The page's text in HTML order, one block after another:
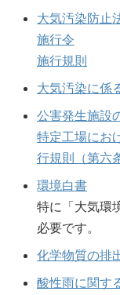
大気汚染防止
施行令
施行規則
大気汚染に係
公害発生施設
特定工場にお
行規則（第六
環境白書
特に「大気環
必要です。
化学物質の排
酸性雨に関す